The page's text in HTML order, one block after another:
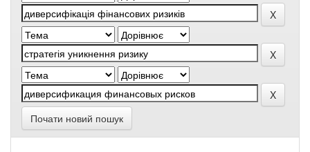
Почати новий пошук